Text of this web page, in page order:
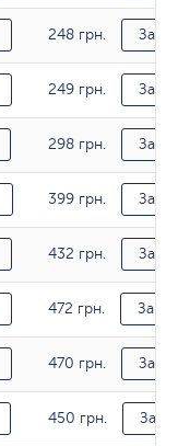
248 грн.
249 грн.
298 грн.
399 грн.
432 грн.
472 грн.
470 грн.
450 грн.